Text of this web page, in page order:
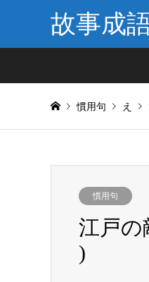
故事成
慣用句 え
慣用句
江戸の
)